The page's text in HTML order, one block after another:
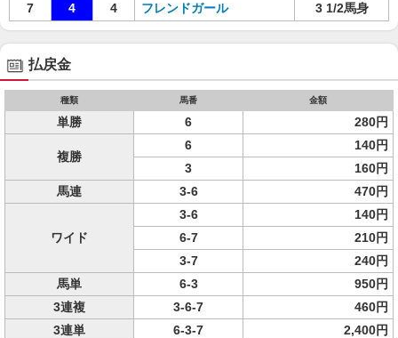
7
4 4 フレンドガール 3 1/2馬身
払戻金
種類 馬番 金額
単勝 6 280円
複勝
6
140円
3
160円
馬連
3-6 470円
ワイド
3-6
140円
6-7
210円
3-7
240円
馬単
6-3
950円
3連複
3-6-7
460円
3連単
6-3-7 2,400円